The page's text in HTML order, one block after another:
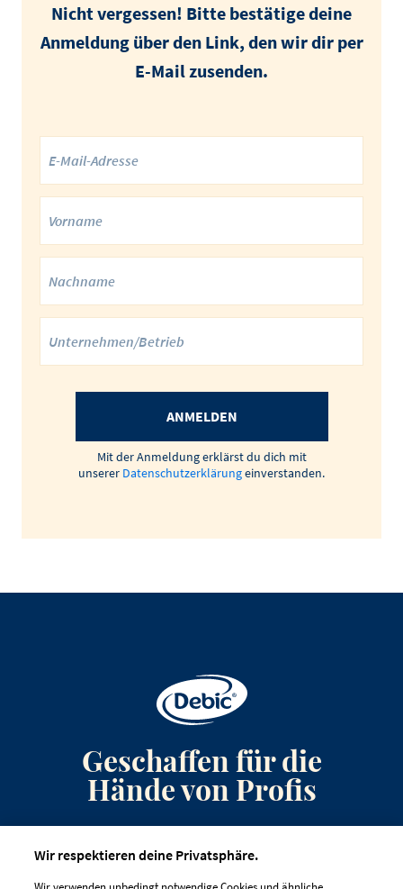
Nicht vergessen! Bitte bestätige deine
Anmeldung über den Link, den wir dir per
E-Mail zusenden.
ANMELDEN
Mit der Anmeldung erklärst du dich mit
unserer Datenschutzerklärungeinverstanden.
Geschaffen für die
Hände von Profis
Wir respektieren deine Privatsphäre.